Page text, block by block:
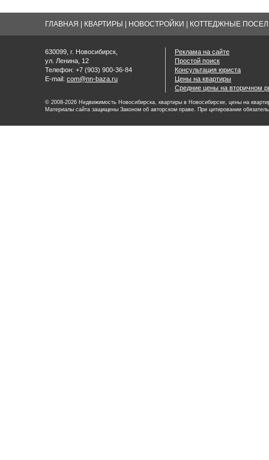
ГЛАВНАЯ КВАРТИРЫ НОВОСТРОЙКИ КОТТЕДЖНЫЕ
630099, г. Новосибирск,
ул. Ленина, 12
Телефон: +7 (903) 900-36-84
E-mail: com@nn-baza.ru
Реклама на сайте
Простой поиск
Консультация юриста
Цены на квартиры
Средние цены на вторичном
© 2008-2026 Недвижимость Новосибирска, квартиры в Новосибирске, цены на
Материалы сайта защищены Законом об авторском праве. При цитировании